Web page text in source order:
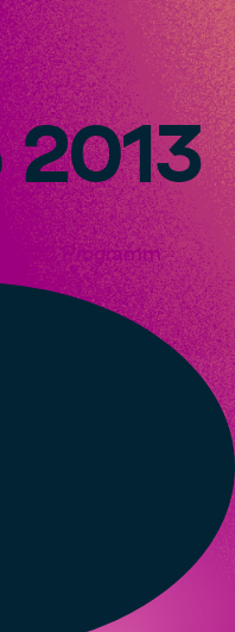
2013
200 Programm